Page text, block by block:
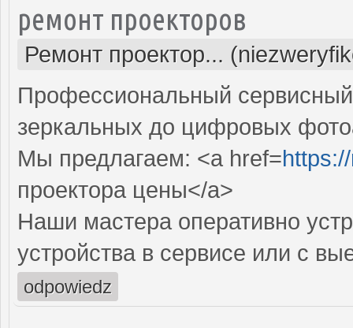
ремонт проекторов
Ремонт проектор...
Профессиональный
зеркальных до цифровых
Мы предлагаем: <a href=
проектора цены</a>
Наши мастера оперативно
устройства в сервисе или с
odpowiedz